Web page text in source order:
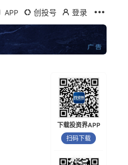
APP 创投号 登录
下载投资界APP
扫码下载